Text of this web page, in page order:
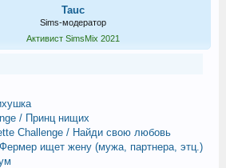
Tauc
Sims-модератор
Активист SimsMix 2021
/ Принц нищих
Challenge / Найди свою любовь
ищет жену (мужа, партнера, этц.)